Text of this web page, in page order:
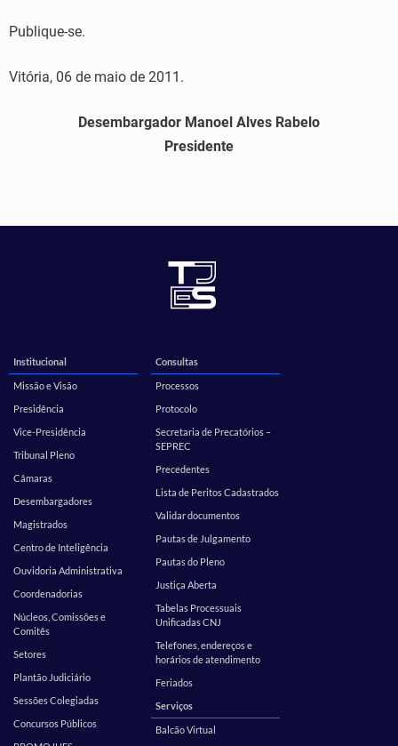
Publique-se.
Vitória, 06 de maio de 2011.
Desembargador Manoel Alves Rabelo
Presidente
Institucional
Missão e Visão
Presidência
Vice-Presidência
Tribunal Pleno
Câmaras
Desembargadores
Magistrados
Centro de Inteligência
Ouvidoria Administrativa
Coordenadorias
Núcleos, Comissões e
Comitês
Setores
Plantão Judiciário
Sessões Colegiadas
Concursos Públicos
Consultas
Processos
Protocolo
Secretaria de Precatórios –
SEPREC
Precedentes
Lista de Peritos Cadastrados
Validar documentos
Pautas de Julgamento
Pautas do Pleno
Justiça Aberta
Tabelas Processuais
Unificadas CNJ
Telefones, endereços e
horários de atendimento
Feriados
Serviços
Balcão Virtual